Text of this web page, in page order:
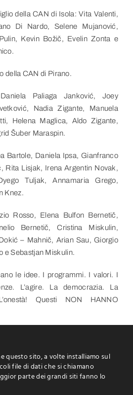
della CAN di Isola: Vita Valenti,
Di Nardo, Selene Mujanović,
Kevin Božič, Evelin Zonta e
della CAN di Pirano.
Paliaga Janković, Joey
Nadia Zigante, Manuela
Helena Maglica, Aldo Zigante,
Šuber Maraspin.
Bartole, Daniela Ipsa, Gianfranco
Rita Lisjak, Irena Argentin Novak,
Tuljak, Annamaria Grego,
Knez.
Rosso, Elena Bulfon Bernetič,
Bernetič, Cristina Miskulin,
– Mahnič, Arian Sau, Giorgio
e Sebastjan Miskulin.
le idee. I programmi. I valori. I
L’agire. La democrazia. La
Questi NON HANNO
questo sito, a volte installiamo sul
file di dati che si chiamano
parte dei grandi siti fanno lo